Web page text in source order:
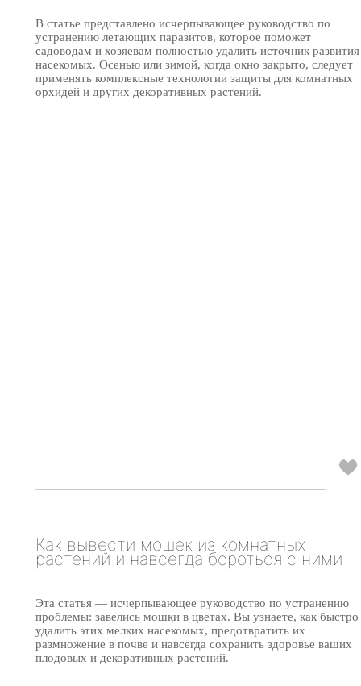
В статье представлено исчерпывающее руководство по
устранению летающих паразитов, которое поможет
садоводам и хозяевам полностью удалить источник развития
насекомых. Осенью или зимой, когда окно закрыто, следует
применять комплексные технологии защиты для комнатных
орхидей и других декоративных растений.
Как вывести мошек из комнатных
растений и навсегда бороться с ними
Эта статья — исчерпывающее руководство по устранению
проблемы: завелись мошки в цветах. Вы узнаете, как быстро
удалить этих мелких насекомых, предотвратить их
размножение в почве и навсегда сохранить здоровье ваших
плодовых и декоративных растений.